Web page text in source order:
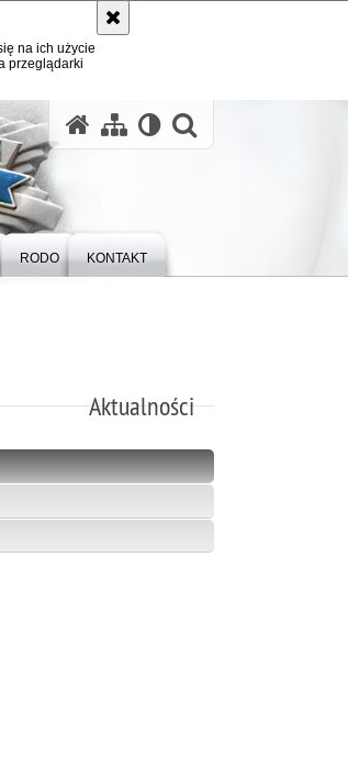
na ich użycie
przeglądarki
RODO KONTAKT
Aktualności